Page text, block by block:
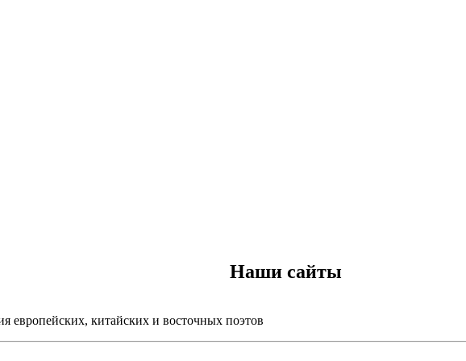
Наши сайты
европейских, китайских и восточных поэтов